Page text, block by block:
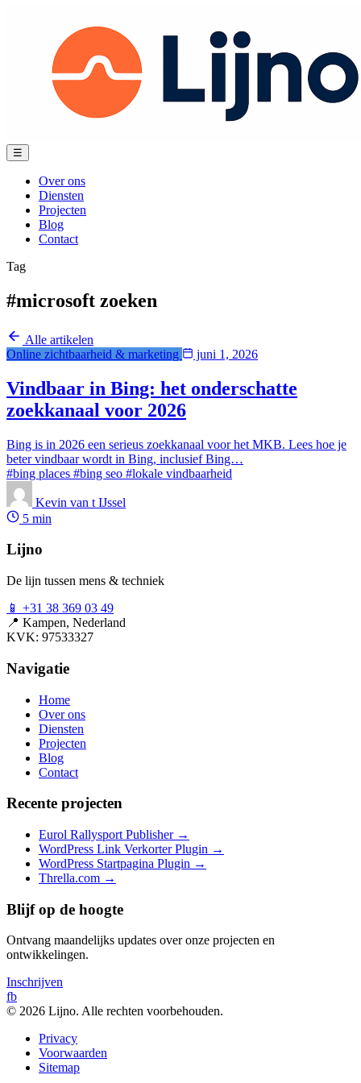
Menu
☰
Over ons
Diensten
Projecten
Blog
Contact
Tag
#microsoft zoeken
Alle artikelen
Online zichtbaarheid & marketing
juni 1, 2026
Vindbaar in Bing: het onderschatte
zoekkanaal voor 2026
Bing is in 2026 een serieus zoekkanaal voor het MKB. Lees hoe je
beter vindbaar wordt in Bing, inclusief Bing…
#bing places #bing seo #lokale vindbaarheid
Kevin van t IJssel
5 min
Lijno
De lijn tussen mens & techniek
📱 +31 38 369 03 49
📍 Kampen, Nederland
KVK: 97533327
Navigatie
Home
Over ons
Diensten
Projecten
Blog
Contact
Recente projecten
Eurol Rallysport Publisher →
WordPress Link Verkorter Plugin →
WordPress Startpagina Plugin →
Thrella.com →
Blijf op de hoogte
Ontvang maandelijks updates over onze projecten en
ontwikkelingen.
Inschrijven
fb
© 2026 Lijno. Alle rechten voorbehouden.
Privacy
Voorwaarden
Sitemap